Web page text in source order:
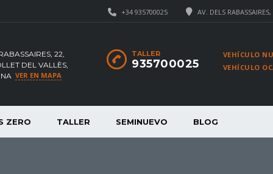
AV. DELS
+34 935700025
VEHÍCULO
VEHÍCULO
TALLER
935700025
22,
DEL VALLÈS,
VER EN MAPA
ZERO TALLER SEMINUEVO BLOG